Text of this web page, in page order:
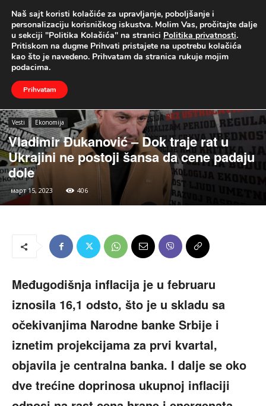
UŽIVO
Naslovna Vesti Ekonomija
Vesti Ekonomija
Vladimir Đukanović – Dok traje rat u
Ukrajini ne postoji šansa da cene padaju
dole
март 15, 2023 406
Međugodišnja inflacija je u februaru
iznosila 16,1 odsto, što je u skladu sa
očekivanjima Narodne banke Srbije i
iznetim projekcijama za prvi kvartal,
objavila je centralna banka. I dalje se oko
dve trećine doprinosa ukupnoj inflaciji
Naš sajt koristi kolačiće za upravljanje, poboljšanje i
personalizaciju korisničkog iskustva. Molim Vas, pročitajte dalje
u sekciji "Politika Kolačića" na stranici Politika privatnosti.
Pritiskom na dugme Prihvati pristajete na upotrebu kolačića
kao što je navedeno. Prihvatam da stranica rukuje mojim
podacima.
Prihvatam